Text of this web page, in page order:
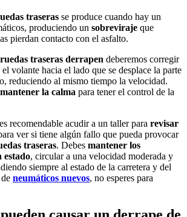
traseras se produce cuando hay un
produciendo un sobreviraje que
pierdan contacto con el asfalto.
traseras derrapen deberemos corregir
volante hacia el lado que se desplace la parte
reduciendo al mismo tiempo la velocidad.
mantener la calma para tener el control de la
recomendable acudir a un taller para revisar
ver si tiene algún fallo que pueda provocar
traseras. Debes mantener los
estado, circular a una velocidad moderada y
siempre al estado de la carretera y del
neumáticos nuevos, no esperes para